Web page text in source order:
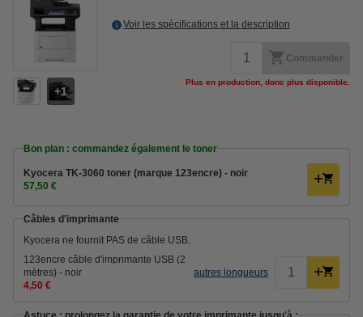
1
Voir les spécifications et la description
Commander
Plus en production, donc plus disponible.
Bon plan : commandez également le toner
Kyocera TK-3060 toner (marque 123encre) - noir
57,50 €
Câbles d'imprimante
Kyocera ne fournit PAS de câble USB.
123encre câble d'imprimante USB (2
mètres) - noir
4,50 €
autres longueurs